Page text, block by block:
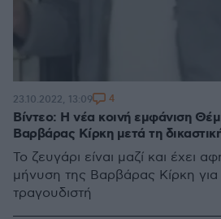
Βίντεο: Η νέα κοινή εμφάνιση
Βαρβάρας Κίρκη μετά τη
Το ζευγάρι είναι μαζί και έχει
μήνυση της Βαρβάρας Κίρκη
τραγουδιστή
23.10.2022, 13:09 4